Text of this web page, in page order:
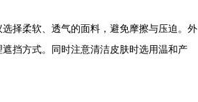
择柔软、透气的面料，避免摩擦与压迫。外
挡方式。同时注意清洁皮肤时选用温和产